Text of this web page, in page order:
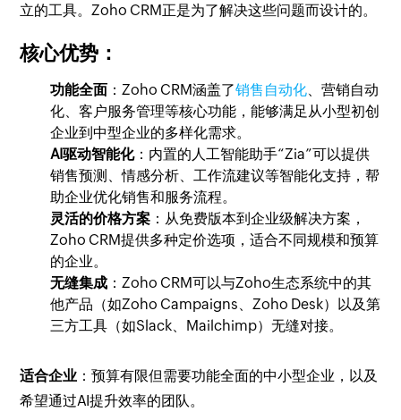
立的工具。Zoho CRM正是为了解决这些问题而设计的。
核心优势：
功能全面 ：Zoho CRM涵盖了销售自动化 、营销自动
化、客户服务管理等核心功能，能够满足从小型初创
企业到中型企业的多样化需求。
AI驱动智能化：内置的人工智能助手“Zia”可以提供
销售预测、情感分析、工作流建议等智能化支持，帮
助企业优化销售和服务流程。
灵活的价格方案 ：从免费版本到企业级解决方案，
Zoho CRM提供多种定价选项，适合不同规模和预算
的企业。
无缝集成 ：Zoho CRM可以与Zoho生态系统中的其
他产品（如Zoho Campaigns、Zoho Desk）以及第
三方工具（如Slack、Mailchimp）无缝对接。
适合企业 ：预算有限但需要功能全面的中小型企业，以及
希望通过AI提升效率的团队。